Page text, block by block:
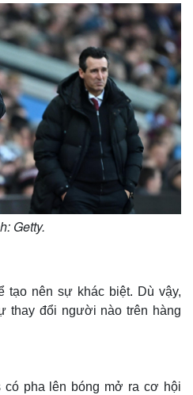
Giải trí
Nghệ sĩ
Thời trang
Sao Việt
Getty.
tạo nên sự khác biệt. Dù vậy,
thay đổi người nào trên hàng
có pha lên bóng mở ra cơ hội